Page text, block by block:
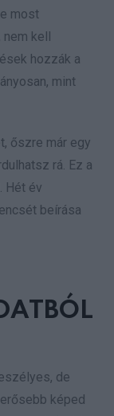
most
kell
hozzák a
mint
őszre már egy
rá. Ez a
Hét év
beírása
de
képed